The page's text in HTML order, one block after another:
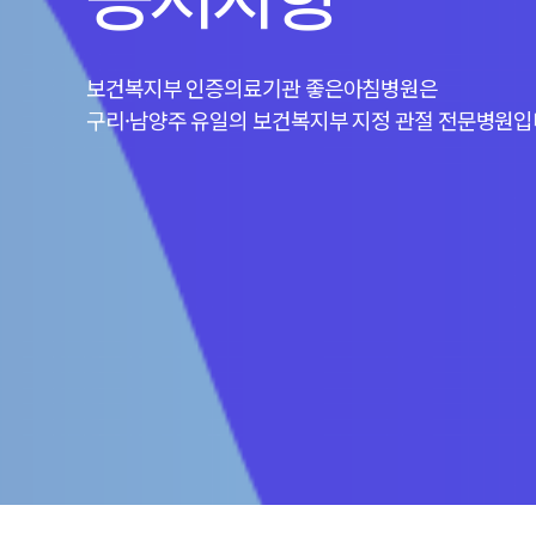
보건복지부 인증의료기관 좋은아침병원은
구리·남양주 유일의 보건복지부 지정 관절 전문병원